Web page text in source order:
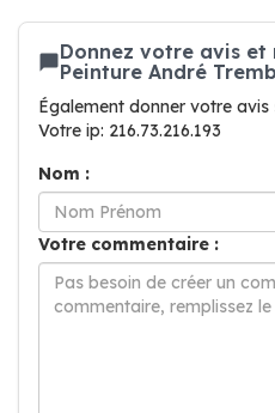
Donnez votre avis
Peinture André
Également donner votre avis
Votre ip: 216.73.216.193
Nom :
Votre commentaire :